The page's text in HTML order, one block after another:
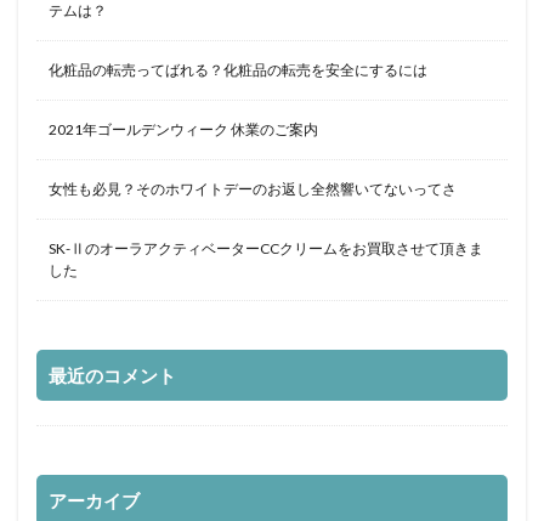
テムは？
化粧品の転売ってばれる？化粧品の転売を安全にするには
2021年ゴールデンウィーク 休業のご案内
女性も必見？そのホワイトデーのお返し全然響いてないってさ
SK-ⅡのオーラアクティベーターCCクリームをお買取させて頂きま
した
最近のコメント
アーカイブ